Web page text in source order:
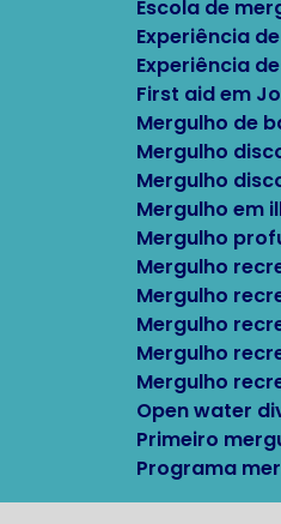
Escola de
Experiência
Experiência
First aid em
Mergulho de
Mergulho
Mergulho
Mergulho em
Mergulho
Mergulho
Mergulho
Mergulho
Mergulho
Mergulho
Open water
Primeiro
Programa